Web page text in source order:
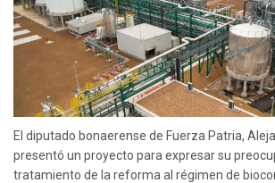
El diputado bonaerense de Fuerza Patria,
presentó un proyecto para expresar su
tratamiento de la reforma al régimen de